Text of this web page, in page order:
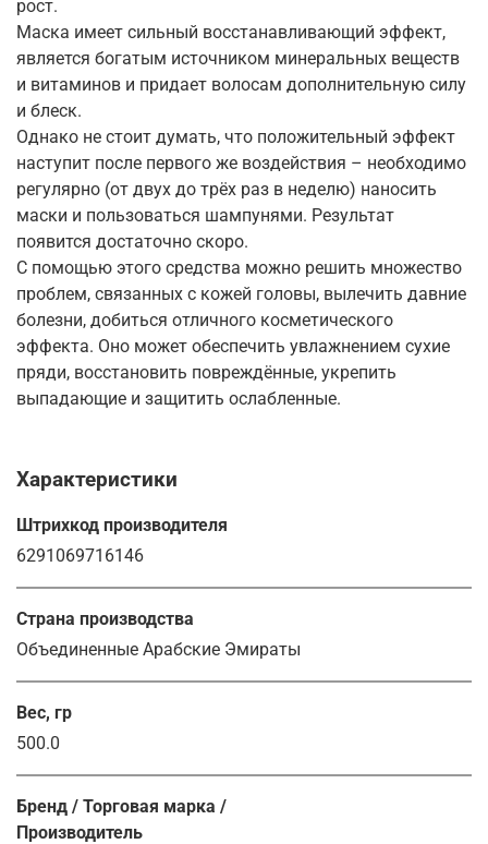
рост.
Маска имеет сильный восстанавливающий эффект,
является богатым источником минеральных веществ
и витаминов и придает волосам дополнительную силу
и блеск.
Однако не стоит думать, что положительный эффект
наступит после первого же воздействия – необходимо
регулярно (от двух до трёх раз в неделю) наносить
маски и пользоваться шампунями. Результат
появится достаточно скоро.
С помощью этого средства можно решить множество
проблем, связанных с кожей головы, вылечить давние
болезни, добиться отличного косметического
эффекта. Оно может обеспечить увлажнением сухие
пряди, восстановить повреждённые, укрепить
выпадающие и защитить ослабленные.
Характеристики
Штрихкод производителя
6291069716146
Страна производства
Объединенные Арабские Эмираты
Вес, гр
500.0
Бренд / Торговая марка /
Производитель